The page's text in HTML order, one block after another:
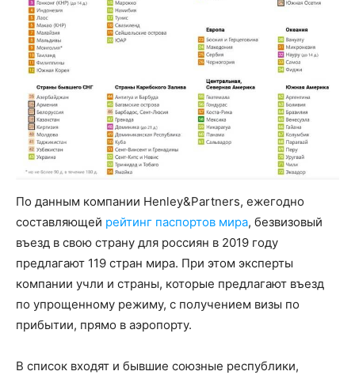
По данным компании Henley&Partners, ежегодно
составляющей рейтинг паспортов мира, безвизовый
въезд в свою страну для россиян в 2019 году
предлагают 119 стран мира. При этом эксперты
компании учли и страны, которые предлагают въезд
по упрощенному режиму, с получением визы по
прибытии, прямо в аэропорту.
В список входят и бывшие союзные республики,